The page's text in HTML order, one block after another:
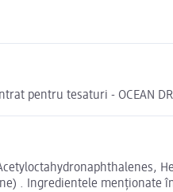
pentru tesaturi - OCEAN
. Ingredientele menționate